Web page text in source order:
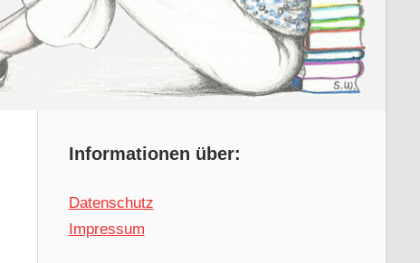
Informationen über:
Datenschutz
Impressum